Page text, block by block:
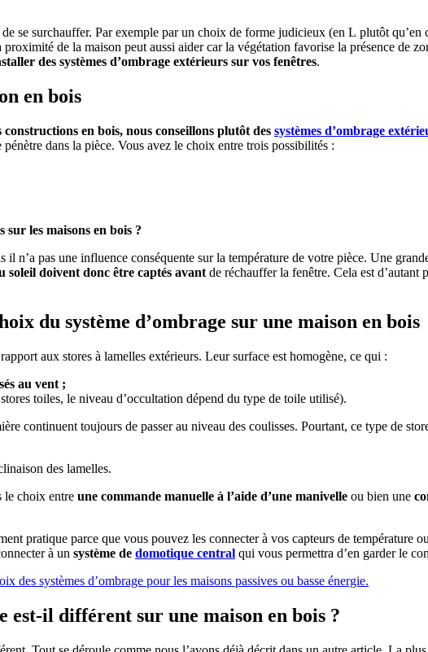
se surchauffer. Par exemple par un choix de forme judicieux (en L plutôt qu’en
proximité de la maison peut aussi aider car la végétation favorise la présence de
des systèmes d’ombrage extérieurs sur vos fenêtres.
en bois
constructions en bois, nous conseillons plutôt des systèmes d’ombrage
dans la pièce. Vous avez le choix entre trois possibilités :
sur les maisons en bois ?
n’a pas une influence conséquente sur la température de votre pièce. Une
soleil doivent donc être captés avant de réchauffer la fenêtre. Cela est
du système d’ombrage sur une maison en bois
aux stores à lamelles extérieurs. Leur surface est homogène, ce qui :
au vent ;
toiles, le niveau d’occultation dépend du type de toile utilisé).
continuent toujours de passer au niveau des coulisses. Pourtant, ce type de
des lamelles.
le choix entre une commande manuelle à l’aide d’une manivelle ou bien une
pratique parce que vous pouvez les connecter à vos capteurs de température
à un système de domotique central qui vous permettra d’en garder le
des systèmes d’ombrage pour les maisons passives ou basse énergie.
est-il différent sur une maison en bois ?